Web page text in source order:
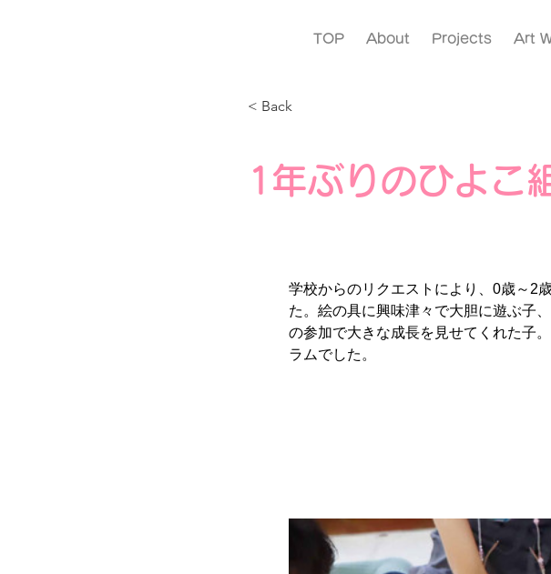
TOP About Projects Art
< Back
1年ぶりのひよこ
学校からのリクエストにより、0歳～2
た。絵の具に興味津々で大胆に遊ぶ子
の参加で大きな成長を見せてくれた子
ラムでした。